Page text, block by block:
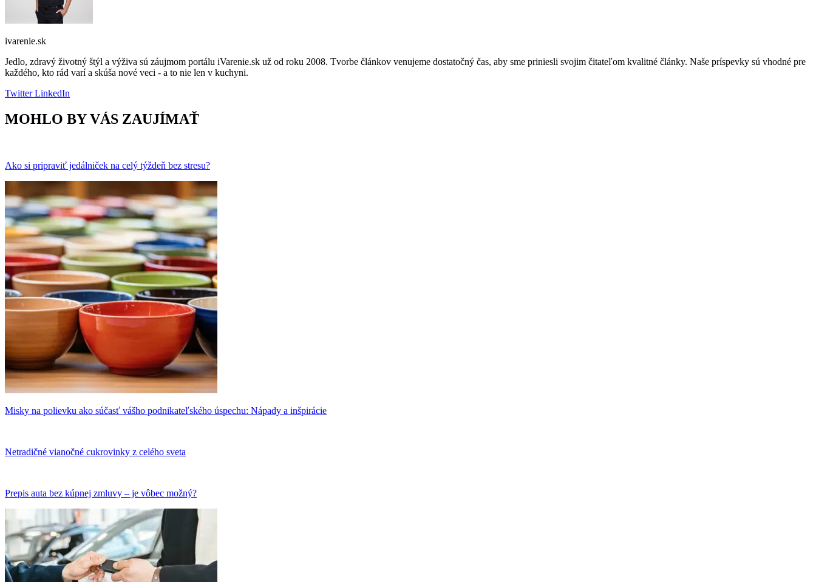
ivarenie.sk
Jedlo, zdravý životný štýl a výživa sú záujmom portálu iVarenie.sk už od roku 2008. Tvorbe článkov venujeme dostatočný čas, aby sme priniesli svojim čitateľom kvalitné články. Naše príspevky sú vhodné pre
každého, kto rád varí a skúša nové veci - a to nie len v kuchyni.
TwitterLinkedIn
MOHLO BY VÁS ZAUJÍMAŤ
Ako si pripraviť jedálniček na celý týždeň bez stresu?
Misky na polievku ako súčasť vášho podnikateľského úspechu: Nápady a inšpirácie
Netradičné vianočné cukrovinky z celého sveta
Prepis auta bez kúpnej zmluvy – je vôbec možný?